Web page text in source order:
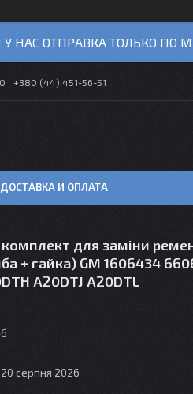
У НАС ОТПРАВКА ТОЛЬКО
+380 (44) 451-56-51
ДОСТАВКА И ОПЛАТА
для заміни
+ гайка) GM 1606434
A20DTJ A20DTL
серпня 2026